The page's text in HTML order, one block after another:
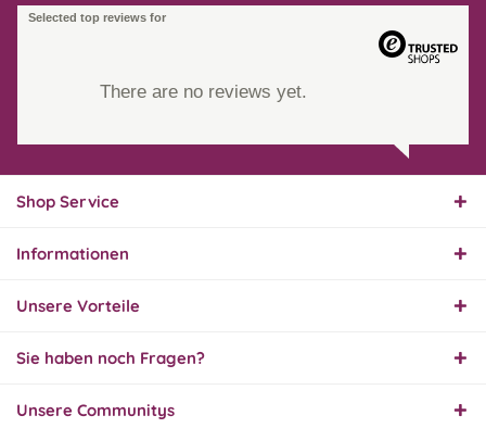
Selected top reviews for
There are no reviews yet.
Shop Service
Informationen
Unsere Vorteile
Sie haben noch Fragen?
Unsere Communitys